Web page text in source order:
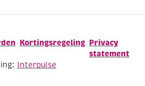
Kortingsregeling Privacy
statement
Interpulse